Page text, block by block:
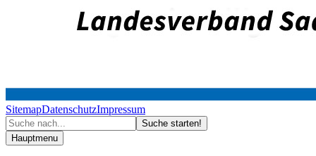
SitemapDatenschutzImpressum
Hauptmenu